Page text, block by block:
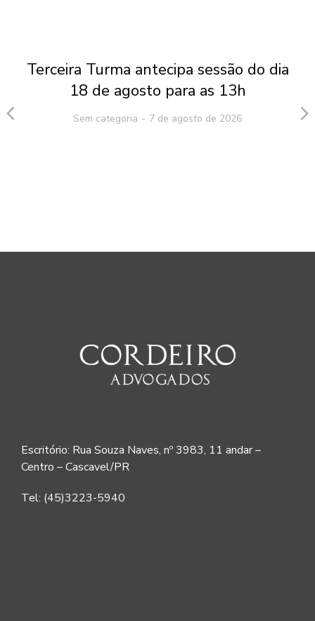
Terceira Turma antecipa sessão do dia
18 de agosto para as 13h
Sem categoria 7 de agosto de 2026
Escritório: Rua Souza Naves, nº 3983, 11 andar –
Centro – Cascavel/PR
Tel: (45)3223-5940